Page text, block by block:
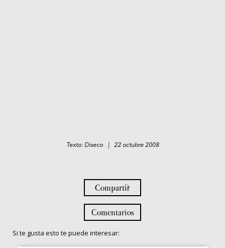
Texto: Diseco | 22 octubre 2008
Compartir
Comentarios
Si te gusta esto te puede interesar: